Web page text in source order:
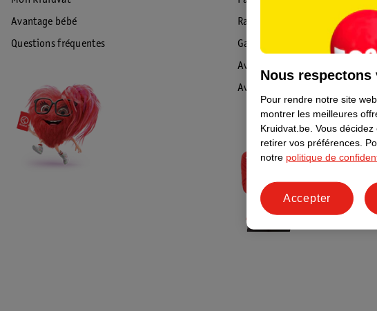
Avantage bébé
Questions fréquentes
Rappel & Retour
Garantie
Avis de sécurité
Avis
Nous
Pour rendre notre site
montrer les meilleures
Kruidvat.be. Vous décidez
retirer vos préférences.
notre politique de
Accepter